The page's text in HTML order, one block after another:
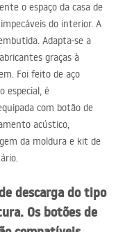
o espaço da casa de
​​do interior. A
Adapta-se a
graças à
Foi feito de aço
especial, é
com botão de
acústico,
da moldura e kit de
descarga do tipo
Os botões de